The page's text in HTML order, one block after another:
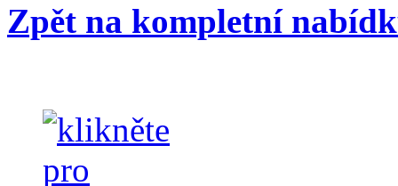
Zpět na kompletní